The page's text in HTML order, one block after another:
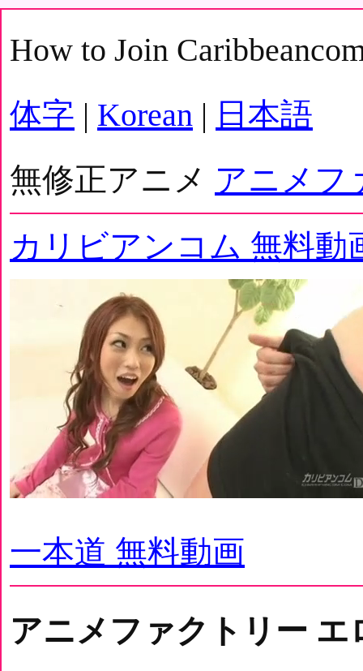
How to Join
体字 | Korean | 日本語
無修正アニメ アニメフ
カリビアンコム 無料動
一本道 無料動画
アニメファクトリー